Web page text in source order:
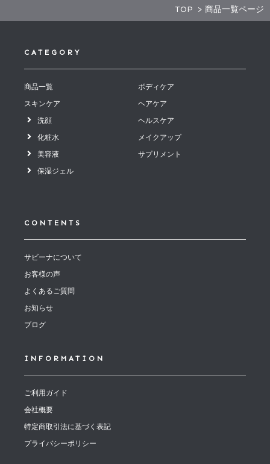
TOP > 商品一覧ページ
CATEGORY
商品一覧
スキンケア
洗顔
化粧水
美容液
保湿ジェル
ボディケア
ヘアケア
ヘルスケア
メイクアップ
サプリメント
CONTENTS
サビーナについて
お客様の声
よくあるご質問
お知らせ
ブログ
INFORMATION
ご利用ガイド
会社概要
特定商取引法に基づく表記
プライバシーポリシー